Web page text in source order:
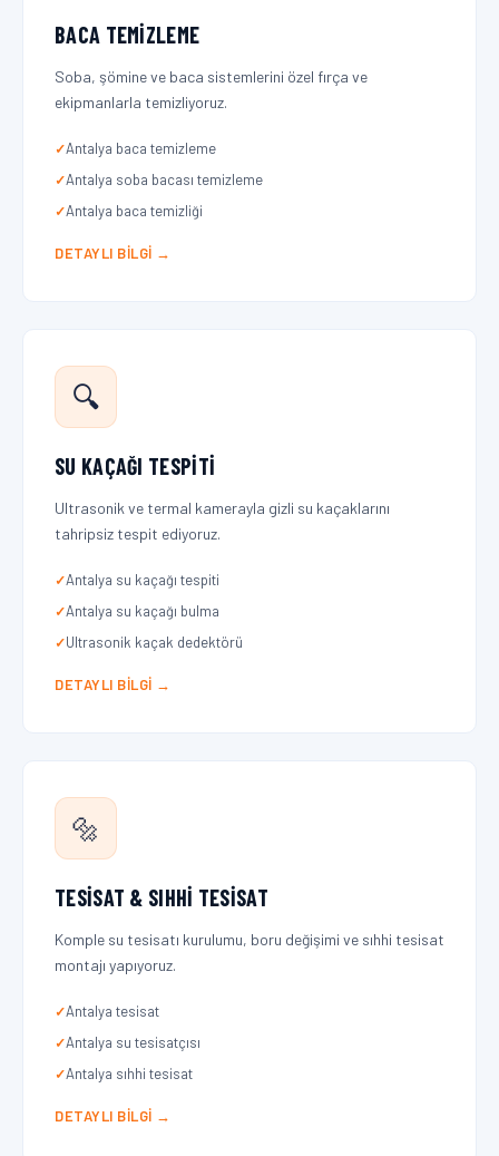
BACA TEMIZLEME
Soba, şömine ve baca sistemlerini özel fırça ve
ekipmanlarla temizliyoruz.
Antalya baca temizleme
Antalya soba bacası temizleme
Antalya baca temizliği
DETAYLI BILGI →
🔍
SU KAÇAĞI TESPITI
Ultrasonik ve termal kamerayla gizli su kaçaklarını
tahripsiz tespit ediyoruz.
Antalya su kaçağı tespiti
Antalya su kaçağı bulma
Ultrasonik kaçak dedektörü
DETAYLI BILGI →
🔩
TESISAT & SIHHI TESISAT
Komple su tesisatı kurulumu, boru değişimi ve sıhhi tesisat
montajı yapıyoruz.
Antalya tesisat
Antalya su tesisatçısı
Antalya sıhhi tesisat
DETAYLI BILGI →